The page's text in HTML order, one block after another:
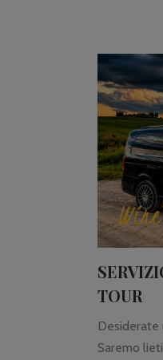
TOUR
Saremo